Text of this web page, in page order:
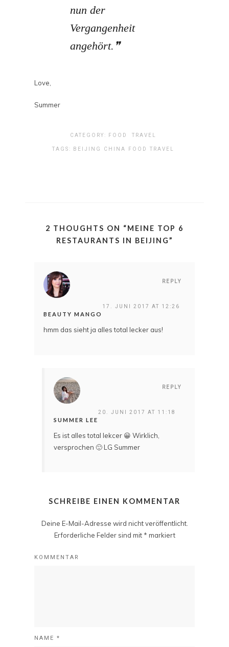
nun der
Vergangenheit
angehört.
Love,
Summer
CATEGORY: FOOD TRAVEL
TAGS: BEIJING CHINA FOOD TRAVEL
2 THOUGHTS ON “MEINE TOP 6
RESTAURANTS IN BEIJING”
REPLY
BEAUTY MANGO
17. JUNI 2017 AT 12:26
hmm das sieht ja alles total lecker aus!
REPLY
SUMMER LEE
20. JUNI 2017 AT 11:18
Es ist alles total lekcer 😀 Wirklich,
versprochen 🙂 LG Summer
SCHREIBE EINEN KOMMENTAR
Deine E-Mail-Adresse wird nicht veröffentlicht.
Erforderliche Felder sind mit * markiert
KOMMENTAR
NAME *